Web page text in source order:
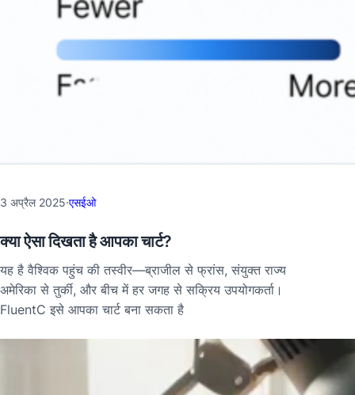
3 अप्रैल 2025·एसईओ
क्या ऐसा दिखता है आपका चार्ट?
यह है वैश्विक पहुंच की तस्वीर—ब्राजील से फ्रांस, संयुक्त राज्य
अमेरिका से तुर्की, और बीच में हर जगह से सक्रिय उपयोगकर्ता।
FluentC इसे आपका चार्ट बना सकता है